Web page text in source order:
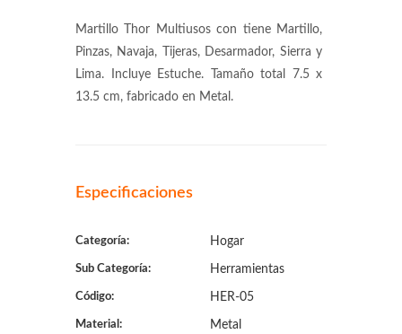
Martillo Thor Multiusos con tiene Martillo,
Pinzas, Navaja, Tijeras, Desarmador, Sierra y
Lima. Incluye Estuche. Tamaño total 7.5 x
13.5 cm, fabricado en Metal.
Especificaciones
Categoría: Hogar
Sub Categoría: Herramientas
Código: HER-05
Material: Metal